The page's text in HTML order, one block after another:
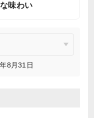
味わい
8月31日